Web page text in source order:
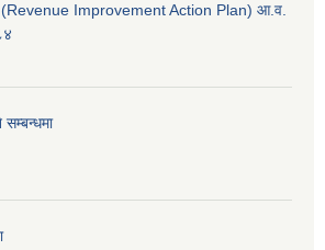
(Revenue Improvement Action Plan) आ.व.